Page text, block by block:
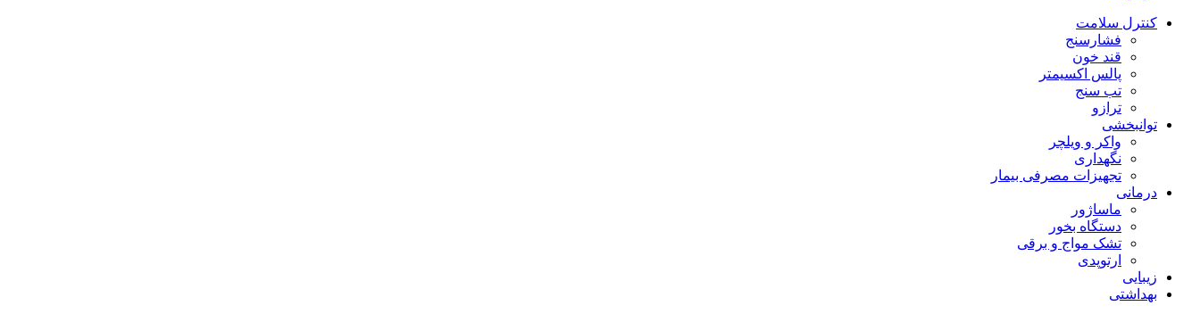
کنترل سلامت
فشارسنج
قند خون
پالس اکسیمتر
تب سنج
ترازو
توانبخشی
واکر و ویلچر
نگهداری
تجهیزات مصرفی بیمار
درمانی
ماساژور
دستگاه بخور
تشک مواج و برقی
ارتوپدی
زیبایی
بهداشتی